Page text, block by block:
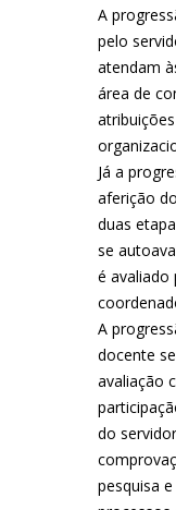
A
pelo
atendam
área de
Já a
aferição
duas
se
é avaliado
A
docente
avaliação
do
pesquisa